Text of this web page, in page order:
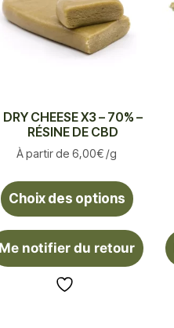
DRY CHEESE X3 – 70% –
RÉSINE DE CBD
À partir de 6,00€/g
Choix des options
Me notifier du retour